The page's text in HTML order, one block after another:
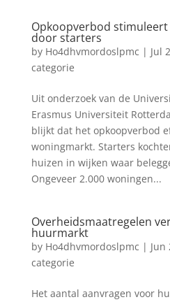
Opkoopverbod
door starters
by Ho4dhvmordoslpmc | Jul
categorie
Uit onderzoek van de
Erasmus Universiteit
blijkt dat het opkoopverbod
woningmarkt. Starters
huizen in wijken waar
Ongeveer 2.000 woningen...
Overheidsmaatregelen
huurmarkt
by Ho4dhvmordoslpmc | Jun
categorie
Het aantal aanvragen voor